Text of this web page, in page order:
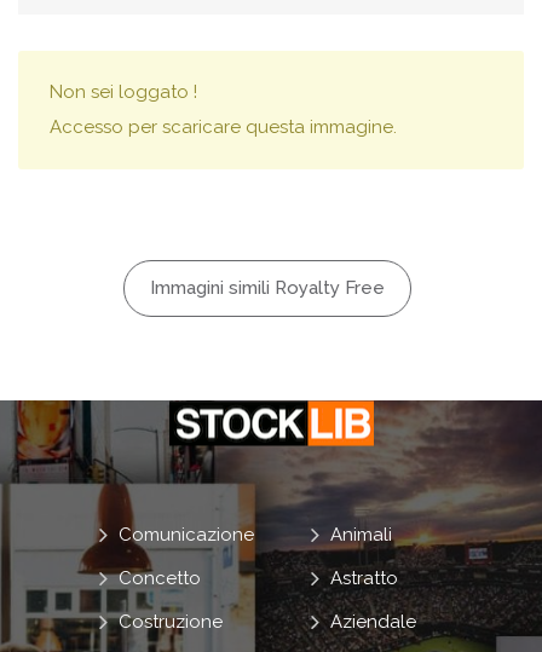
Non sei loggato !
Accesso per scaricare questa immagine.
Immagini simili Royalty Free
Animali
Astratto
Aziendale
Comunicazione
Concetto
Costruzione